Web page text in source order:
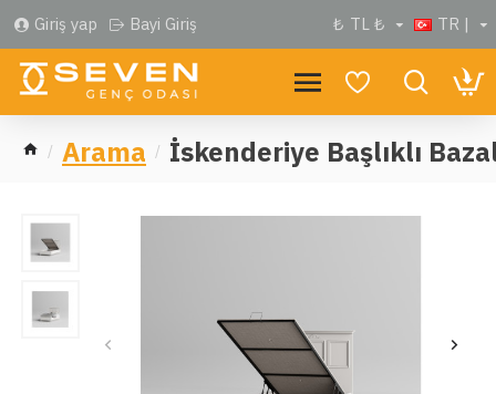
Giriş yap Bayi Giriş ₺ TL ₺ TR |
Arama İskenderiye Başlıklı